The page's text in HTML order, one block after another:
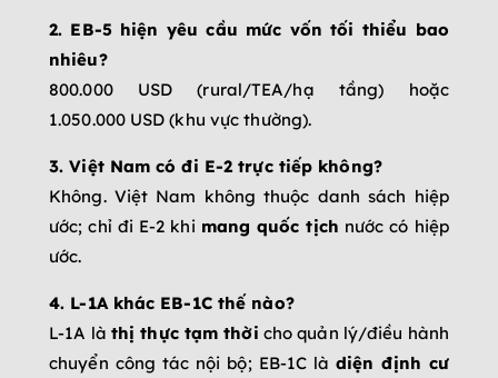
2. EB-5 hiện yêu cầu mức vốn tối thiểu bao
nhiêu?
800.000 USD (rural/TEA/hạ tầng) hoặc
1.050.000 USD (khu vực thường).
3. Việt Nam có đi E-2 trực tiếp không?
Không. Việt Nam không thuộc danh sách hiệp
ước; chỉ đi E-2 khi mang quốc tịch nước có hiệp
ước.
4. L-1A khác EB-1C thế nào?
L-1A là thị thực tạm thời cho quản lý/điều hành
chuyển công tác nội bộ; EB-1C làdiện định cư